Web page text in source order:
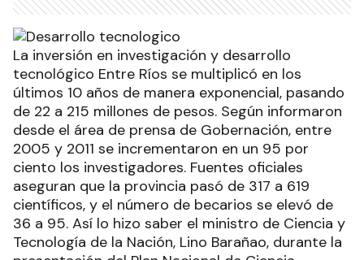
La inversión en investigación y desarrollo
tecnológico Entre Ríos se multiplicó en los
últimos 10 años de manera exponencial, pasando
de 22 a 215 millones de pesos. Según informaron
desde el área de prensa de Gobernación, entre
2005 y 2011 se incrementaron en un 95 por
ciento los investigadores. Fuentes oficiales
aseguran que la provincia pasó de 317 a 619
científicos, y el número de becarios se elevó de
36 a 95. Así lo hizo saber el ministro de Ciencia y
Tecnología de la Nación, Lino Barañao, durante la